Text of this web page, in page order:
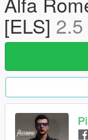
[ELS] 2.5